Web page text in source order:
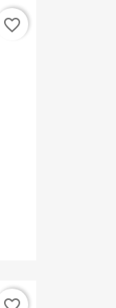
favorite_border